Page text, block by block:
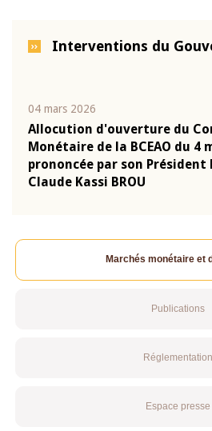
Interventions du
22 juillet 2026
Mot introductif du
Kassi BROU lors de la
présentation du rapport
BCEAO
Marchés monétaire et
Publications
Réglementation
Espace presse